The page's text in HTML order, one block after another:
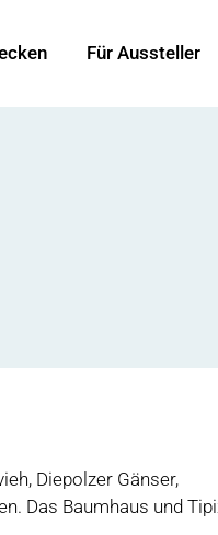
Für Aussteller
Diepolzer Gänser,
Das Baumhaus und